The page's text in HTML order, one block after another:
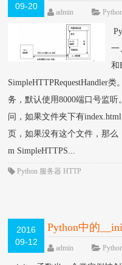
09-20
admin
一
和
SimpleHTTPRequestHandler
务，默认使用8000端口号监听
问，如果文件夹下有
页，如果没有这个文件，那么
m SimpleHTTPS...
Python 服务器 HTTP
2016
09-12
Python中的
admin